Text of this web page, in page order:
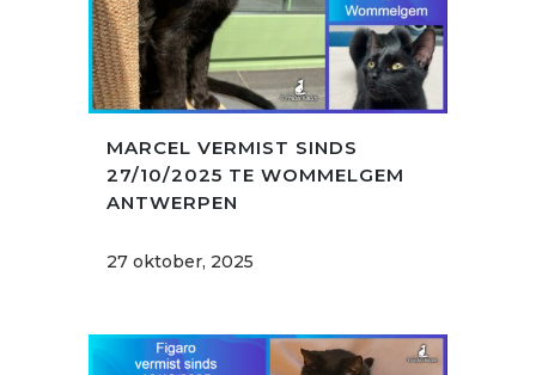
MARCEL VERMIST SINDS
27/10/2025 TE WOMMELGEM
ANTWERPEN
27 oktober, 2025